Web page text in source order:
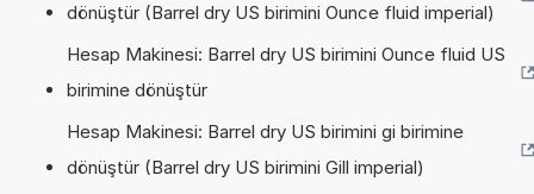
dönüştür (Barrel dry US birimini Ounce fluid imperial)
Hesap Makinesi: Barrel dry US birimini Ounce fluid US
birimine dönüştür
Hesap Makinesi: Barrel dry US birimini gi birimine
dönüştür (Barrel dry US birimini Gill imperial)